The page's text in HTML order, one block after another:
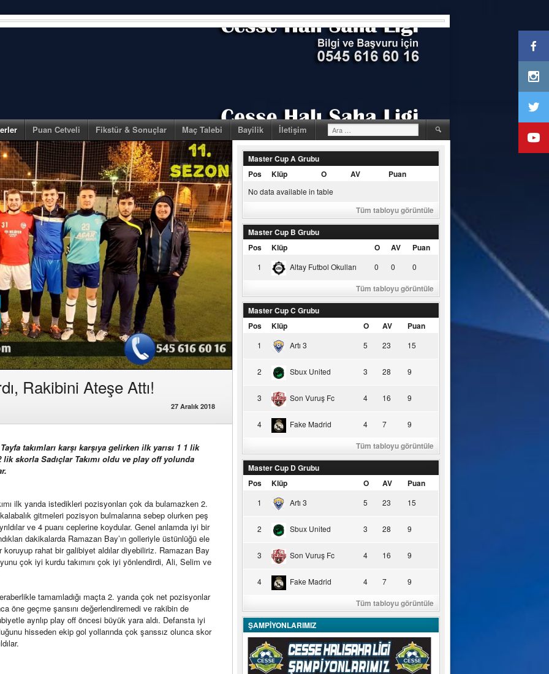
Puan Cetveli Fikstür & Sonuçlar Maç Talebi Bayilik İletişim Arama:
Rakibini Ateşe Attı!
27 Aralık 2018
takımları karşı karşıya gelirken ilk yarısı 1 1 lik
skorla Sadıçlar Takımı oldu ve play off yolunda
ilk yarıda istedikleri pozisyonları çok da bulamazken 2.
gitmeleri pozisyon bulmalarına sebep olurken peş
ve 4 puanı ceplerine koydular. Genel anlamda iyi bir
dakikalarda Ramazan Bay’ın golleriyle üstünlüğü ele
rahat bir galibiyet aldılar diyebiliriz. Ramazan Bay
çok iyi kurdu takımını çok iyi yönlendirdi, Ali, Selim ve
tamamladığı maçta 2. yarıda çok net pozisyonlar
öne geçme şansını değerlendiremedi ve rakibin de
ayrılıp play off öncesi büyük yara aldı. Defansta iyi
hisseden ekip gol yollarında çok şanssız olunca skor
Master Cup A Grubu
Pos
Klüp O AV Puan
No data available in table
Tüm tabloyu görüntüle
Master Cup B Grubu
Pos
Klüp O AV Puan
1 Altay Futbol Okulları 0 0 0
Tüm tabloyu görüntüle
Master Cup C Grubu
Pos
Klüp O AV Puan
1 Artı 3 5 23 15
2 Sbux United 3 28 9
3 Son Vuruş Fc 4 16 9
4 Fake Madrid 4 7 9
Tüm tabloyu görüntüle
Master Cup D Grubu
Pos
Klüp O AV Puan
1 Artı 3 5 23 15
2 Sbux United 3 28 9
3 Son Vuruş Fc 4 16 9
4 Fake Madrid 4 7 9
Tüm tabloyu görüntüle
ŞAMPİYONLARIMIZ